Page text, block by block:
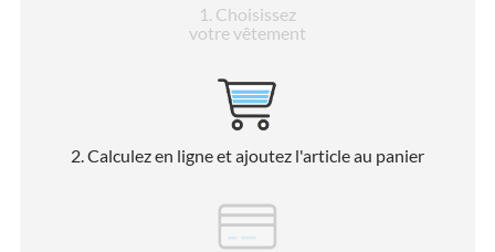
1 . Choisissez
votre vêtement
2. Calculez en ligne et ajoutez l'article au panier